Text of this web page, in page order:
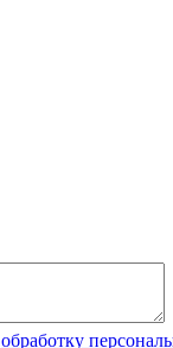
обработку